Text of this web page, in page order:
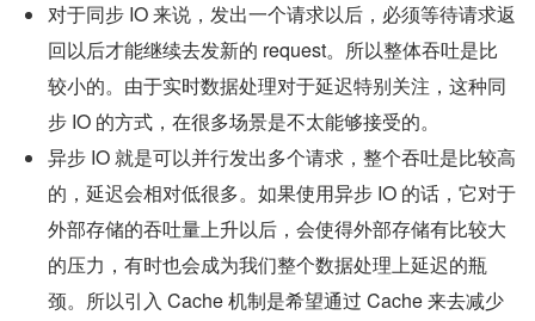
对于同步 IO 来说，发出一个请求以后，必须等待请求返
回以后才能继续去发新的 request。所以整体吞吐是比
较小的。由于实时数据处理对于延迟特别关注，这种同
步 IO 的方式，在很多场景是不太能够接受的。
异步 IO 就是可以并行发出多个请求，整个吞吐是比较高
的，延迟会相对低很多。如果使用异步 IO 的话，它对于
外部存储的吞吐量上升以后，会使得外部存储有比较大
的压力，有时也会成为我们整个数据处理上延迟的瓶
颈。所以引入 Cache 机制是希望通过 Cache 来去减少